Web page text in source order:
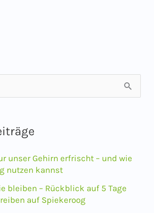
unser Gehirn erfrischt – und wie
nutzen kannst
bleiben – Rückblick auf 5 Tage
auf Spiekeroog